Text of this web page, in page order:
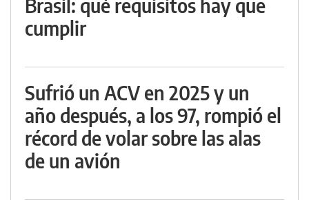
Brasil: qué requisitos hay que
cumplir
Sufrió un ACV en 2025 y un
año después, a los 97, rompió el
récord de volar sobre las alas
de un avión